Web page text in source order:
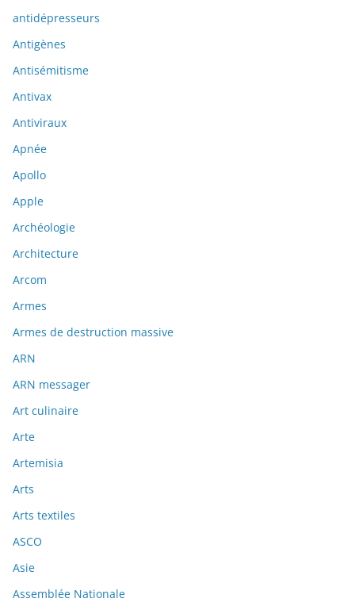
antidépresseurs
Antigènes
Antisémitisme
Antivax
Antiviraux
Apnée
Apollo
Apple
Archéologie
Architecture
Arcom
Armes
Armes de destruction massive
ARN
ARN messager
Art culinaire
Arte
Artemisia
Arts
Arts textiles
ASCO
Asie
Assemblée Nationale